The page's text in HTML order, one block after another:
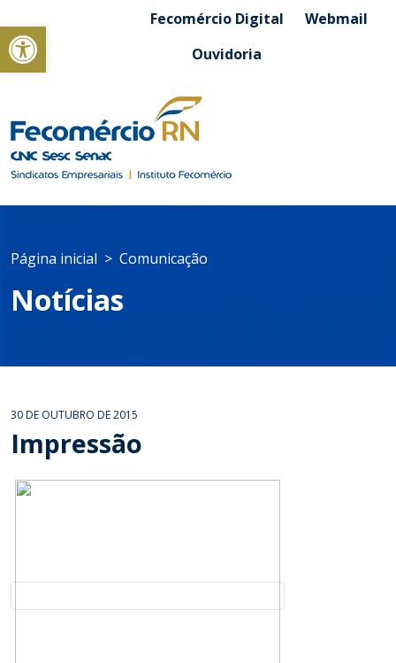
Abrir a barra de ferramentasFecomércio Digital
Webmail
Ouvidoria
Página inicial Comunicação
Notícias
30 DE OUTUBRO DE 2015
Impressão